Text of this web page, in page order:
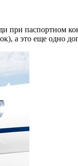
паспортном
а это еще одно